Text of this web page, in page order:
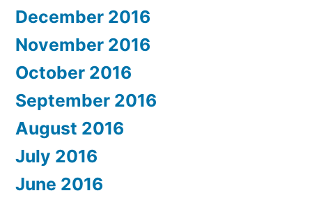
December 2016
November 2016
October 2016
September 2016
August 2016
July 2016
June 2016